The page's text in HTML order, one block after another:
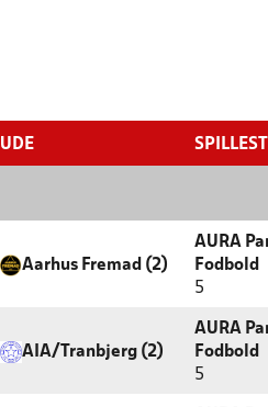
UDE
Aarhus Fremad (2)
AURA
Fodbold
5
AIA/Tranbjerg (2)
AURA
Fodbold
5